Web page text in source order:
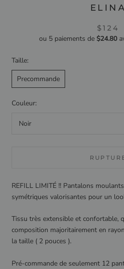
ELINA
$124
ou 5 paiements de $24.80
Taille:
Precommande
Couleur:
Noir
REFILL LIMITÉ !! Pantalons
symétriques valorisantes pour un
Tissu très extensible et confortable,
composition majoritairement en
la taille ( 2 pouces ).
Pré-commande de seulement 12